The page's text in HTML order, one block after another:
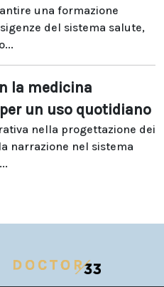
una formazione
del sistema salute,
la medicina
un uso quotidiano
nella progettazione dei
narrazione nel sistema